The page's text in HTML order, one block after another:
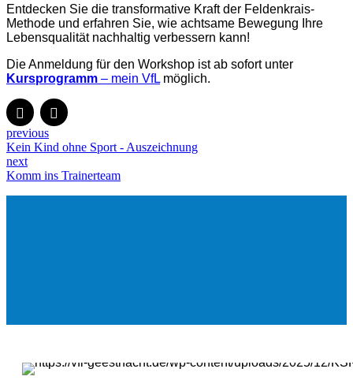
Entdecken Sie die transformative Kraft der Feldenkrais-
Methode und erfahren Sie, wie achtsame Bewegung Ihre
Lebensqualität nachhaltig verbessern kann!
Die Anmeldung für den Workshop ist ab sofort unter
Kursprogramm – mein VfL möglich.
previous
Kein Kind ohne Sport - Auszeichnung
next
Komm ins Trainerteam